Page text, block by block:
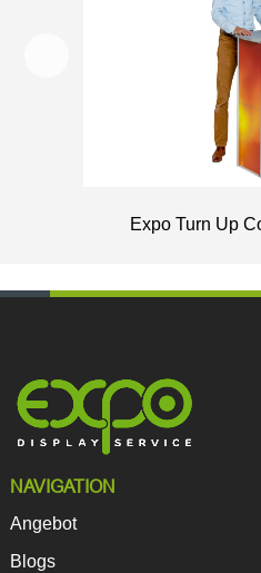
Expo Turn Up
NAVIGATION
Angebot
Blogs